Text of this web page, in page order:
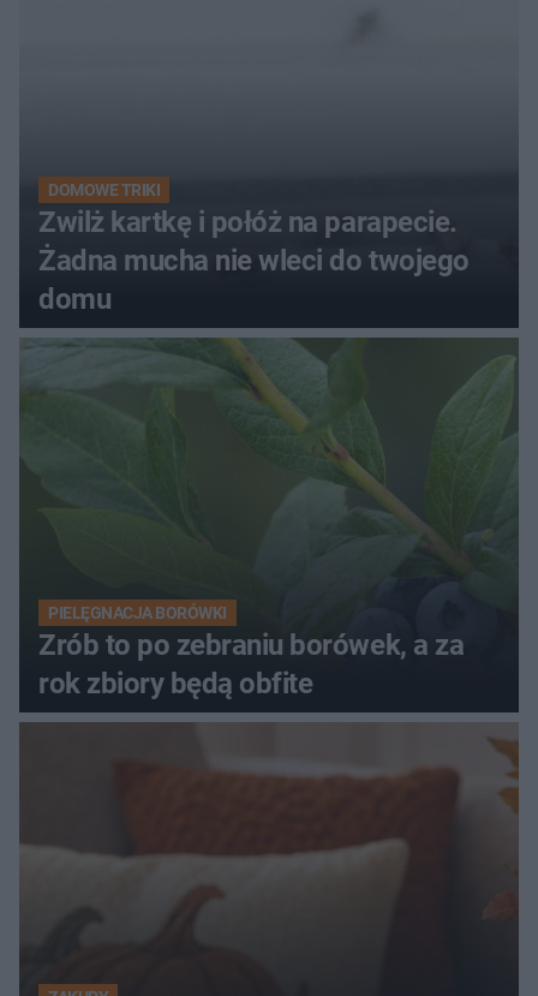
DOMOWE TRIKI
Zwilż kartkę i połóż na parapecie.
Żadna mucha nie wleci do twojego
domu
PIELĘGNACJA BORÓWKI
Zrób to po zebraniu borówek, a za
rok zbiory będą obfite